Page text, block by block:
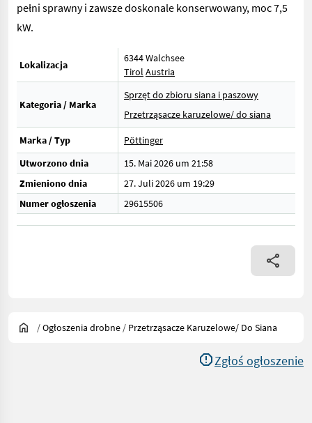
pełni sprawny i zawsze doskonale konserwowany, moc 7,5
kW.
Lokalizacja
6344 Walchsee
Tirol Austria
Kategoria / Marka
Sprzęt do zbioru siana i paszowy
Przetrząsacze karuzelowe/ do siana
Marka / Typ
Pöttinger
Utworzono dnia
15. Mai 2026 um 21:58
Zmieniono dnia
27. Juli 2026 um 19:29
Numer ogłoszenia
29615506
/Ogłoszenia drobne / Przetrząsacze Karuzelowe/ Do Siana
Zgłoś ogłoszenie